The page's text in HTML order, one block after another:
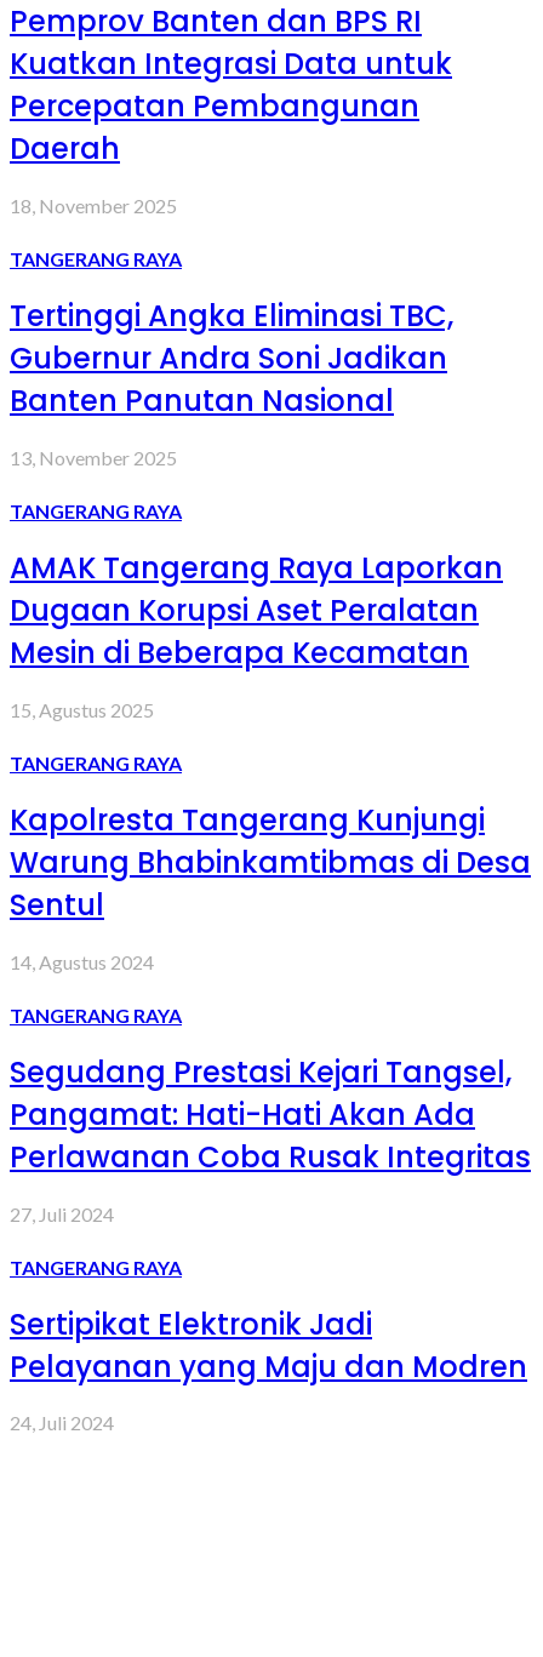
Pemprov Banten dan BPS RI
Kuatkan Integrasi Data untuk
Percepatan Pembangunan
Daerah
18, November 2025
TANGERANG RAYA
Tertinggi Angka Eliminasi TBC,
Gubernur Andra Soni Jadikan
Banten Panutan Nasional
13, November 2025
TANGERANG RAYA
AMAK Tangerang Raya Laporkan
Dugaan Korupsi Aset Peralatan
Mesin di Beberapa Kecamatan
15, Agustus 2025
TANGERANG RAYA
Kapolresta Tangerang Kunjungi
Warung Bhabinkamtibmas di Desa
Sentul
14, Agustus 2024
TANGERANG RAYA
Segudang Prestasi Kejari Tangsel,
Pangamat: Hati-Hati Akan Ada
Perlawanan Coba Rusak Integritas
27, Juli 2024
TANGERANG RAYA
Sertipikat Elektronik Jadi
Pelayanan yang Maju dan Modren
24, Juli 2024